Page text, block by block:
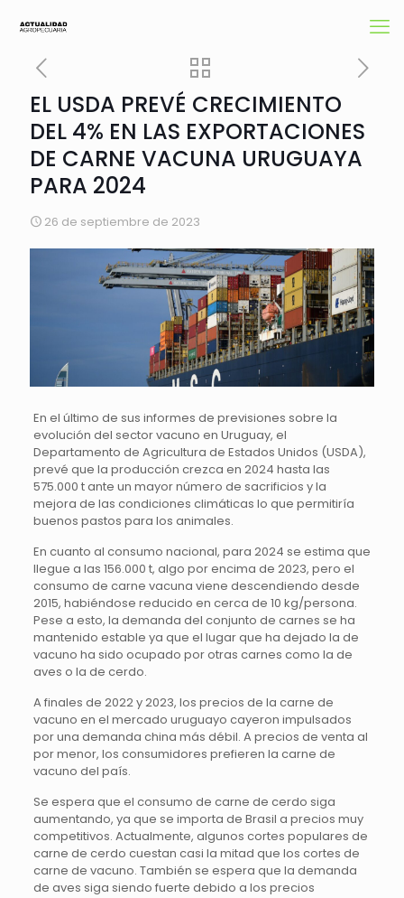
EL USDA PREVÉ CRECIMIENTO
DEL 4% EN LAS EXPORTACIONES
DE CARNE VACUNA URUGUAYA
PARA 2024
26 de septiembre de 2023
En el último de sus informes de previsiones sobre la
evolución del sector vacuno en Uruguay, el
Departamento de Agricultura de Estados Unidos (USDA),
prevé que la producción crezca en 2024 hasta las
575.000 t ante un mayor número de sacrificios y la
mejora de las condiciones climáticas lo que permitiría
buenos pastos para los animales.
En cuanto al consumo nacional, para 2024 se estima que
llegue a las 156.000 t, algo por encima de 2023, pero el
consumo de carne vacuna viene descendiendo desde
2015, habiéndose reducido en cerca de 10 kg/persona.
Pese a esto, la demanda del conjunto de carnes se ha
mantenido estable ya que el lugar que ha dejado la de
vacuno ha sido ocupado por otras carnes como la de
aves o la de cerdo.
A finales de 2022 y 2023, los precios de la carne de
vacuno en el mercado uruguayo cayeron impulsados
por una demanda china más débil. A precios de venta al
por menor, los consumidores prefieren la carne de
vacuno del país.
Se espera que el consumo de carne de cerdo siga
aumentando, ya que se importa de Brasil a precios muy
competitivos. Actualmente, algunos cortes populares de
carne de cerdo cuestan casi la mitad que los cortes de
carne de vacuno. También se espera que la demanda
de aves siga siendo fuerte debido a los precios